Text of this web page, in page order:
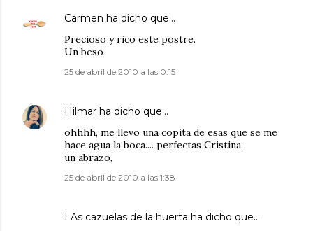
Carmen ha dicho que…
Precioso y rico este postre.
Un beso
25 de abril de 2010 a las 0:15
Hilmar ha dicho que…
ohhhh, me llevo una copita de esas que se me
hace agua la boca.... perfectas Cristina.
un abrazo,
25 de abril de 2010 a las 1:38
LAs cazuelas de la huerta ha dicho que…